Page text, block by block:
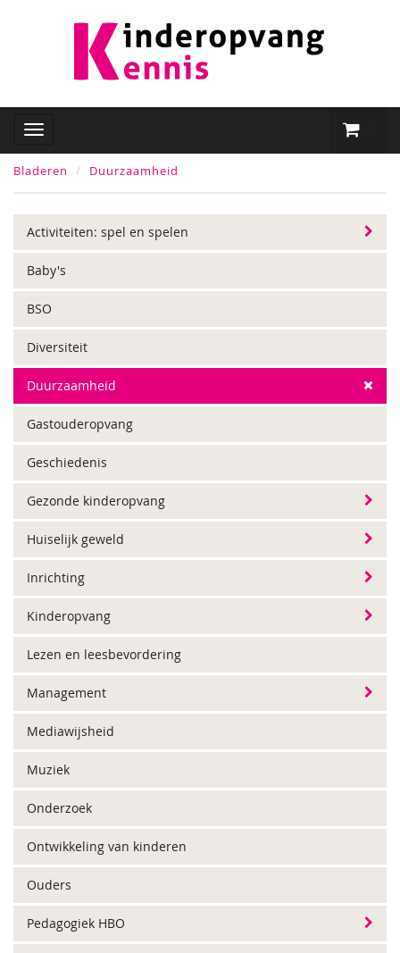
Bladeren Duurzaamheid
Activiteiten: spel en spelen
Baby's
BSO
Diversiteit
Duurzaamheid
Gastouderopvang
Geschiedenis
Gezonde kinderopvang
Huiselijk geweld
Inrichting
Kinderopvang
Lezen en leesbevordering
Management
Mediawijsheid
Muziek
Onderzoek
Ontwikkeling van kinderen
Ouders
Pedagogiek HBO